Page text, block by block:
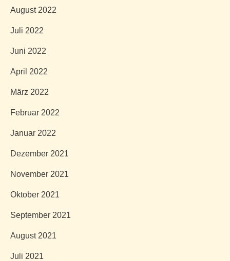
August 2022
Juli 2022
Juni 2022
April 2022
März 2022
Februar 2022
Januar 2022
Dezember 2021
November 2021
Oktober 2021
September 2021
August 2021
Juli 2021